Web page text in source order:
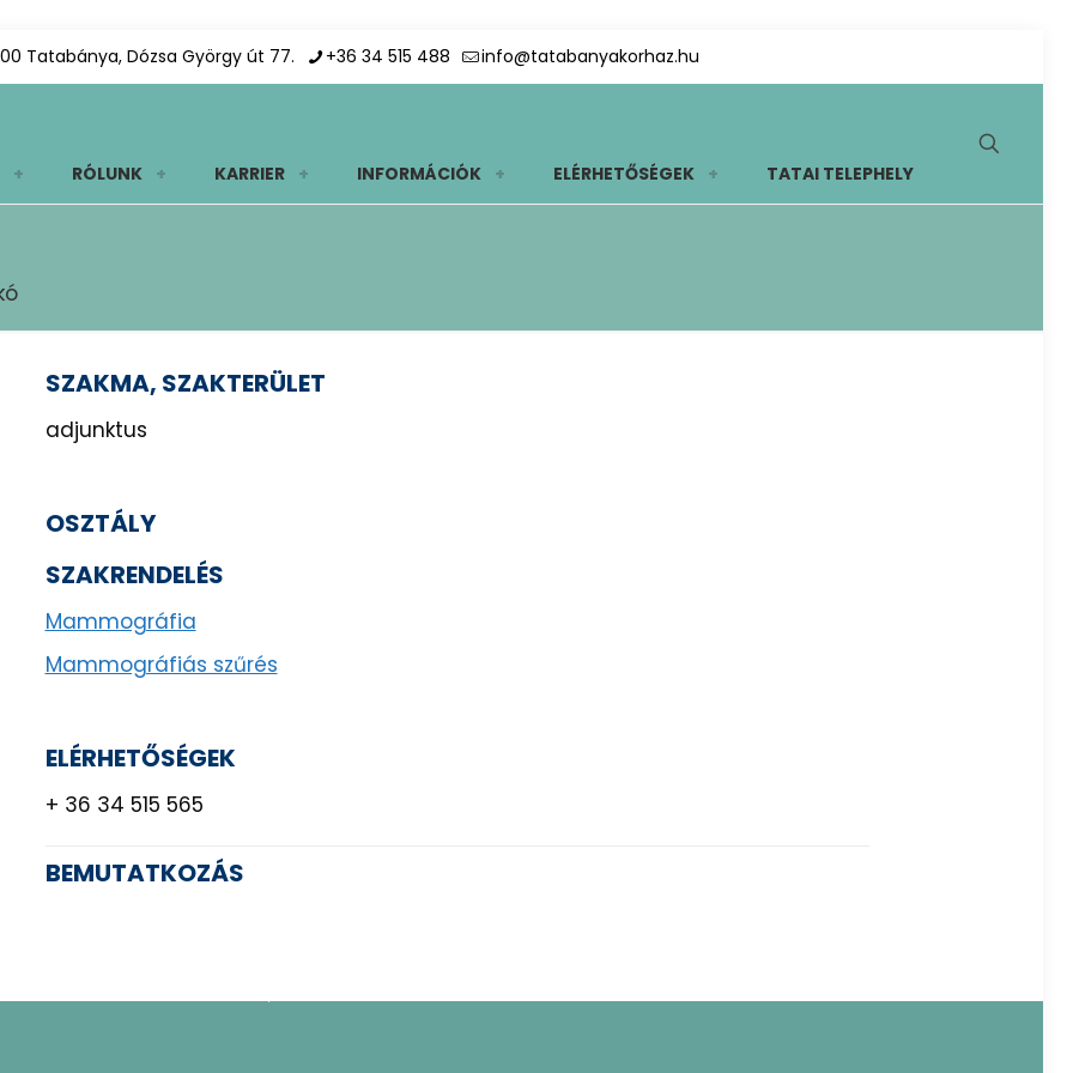
Tatabánya, Dózsa György út 77. +36 34 515 488 info@tatabanyakorhaz.hu
RÓLUNK KARRIER INFORMÁCIÓK ELÉRHETŐSÉGEK TATAI TELEPHELY
SZAKMA, SZAKTERÜLET
adjunktus
OSZTÁLY
SZAKRENDELÉS
Mammográfia
Mammográfiás szűrés
ELÉRHETŐSÉGEK
+ 36 34 515 565
BEMUTATKOZÁS